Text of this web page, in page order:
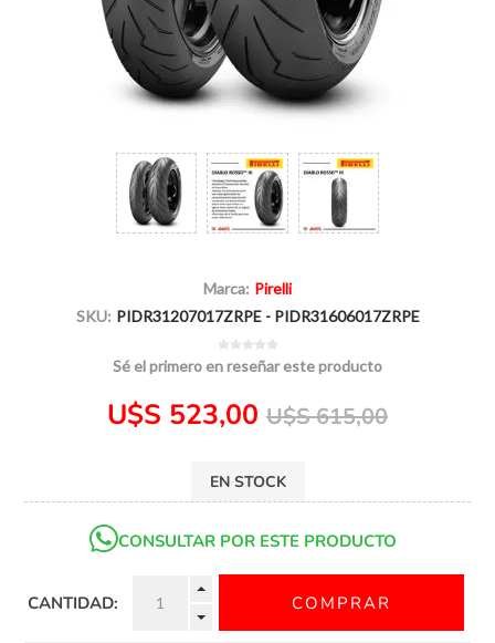
Marca: Pirelli
SKU: PIDR31207017ZRPE - PIDR31606017ZRPE
Sé el primero en reseñar este producto
U$S 523,00 U$S 615,00
EN STOCK
CONSULTAR POR ESTE PRODUCTO
CANTIDAD: